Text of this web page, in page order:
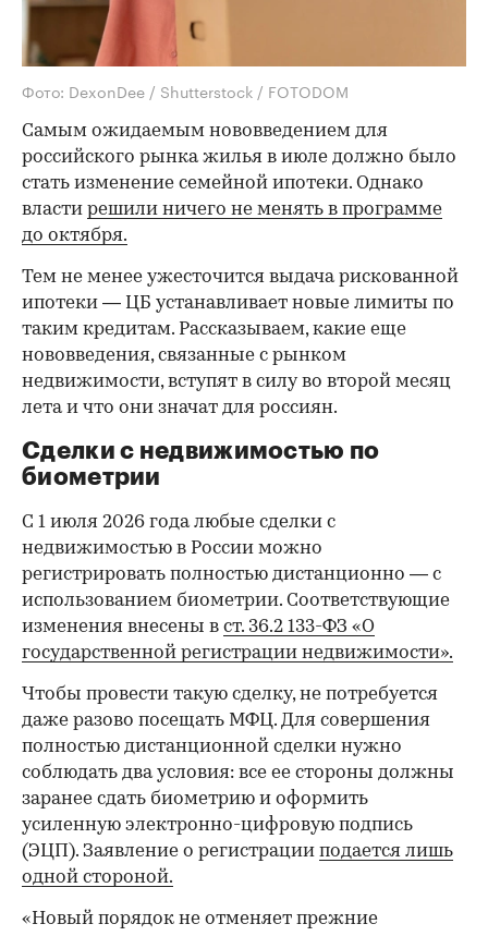
Фото: DexonDee / Shutterstock / FOTODOM
Самым ожидаемым нововведением для
российского рынка жилья в июле должно было
стать изменение семейной ипотеки. Однако
власти решили ничего не менять в программе
до октября.
Тем не менее ужесточится выдача рискованной
ипотеки — ЦБ устанавливает новые лимиты по
таким кредитам. Рассказываем, какие еще
нововведения, связанные с рынком
недвижимости, вступят в силу во второй месяц
лета и что они значат для россиян.
Сделки с недвижимостью по
биометрии
С 1 июля 2026 года любые сделки с
недвижимостью в России можно
регистрировать полностью дистанционно — с
использованием биометрии. Соответствующие
изменения внесены в ст. 36.2 133-ФЗ «О
государственной регистрации недвижимости».
Чтобы провести такую сделку, не потребуется
даже разово посещать МФЦ. Для совершения
полностью дистанционной сделки нужно
соблюдать два условия: все ее стороны должны
заранее сдать биометрию и оформить
усиленную электронно-цифровую подпись
(ЭЦП). Заявление о регистрации подается лишь
одной стороной.
«Новый порядок не отменяет прежние